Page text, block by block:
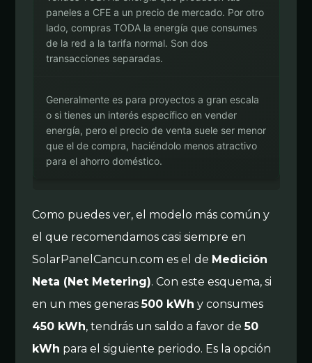
paneles a CFE a un precio de mercado. Por otro
lado, compras TODA la energía que consumes
de la red a la tarifa normal. Son dos
transacciones separadas.
Generalmente es para proyectos a gran escala
o si tienes un interés específico en vender
energía, pero el precio de venta suele ser menor
que el de compra, haciéndolo menos atractivo
para el ahorro doméstico.
Como puedes ver, el modelo más común y
el que recomendamos casi siempre en
SolarPanelCancun.com es el de Medición
Neta (Net Metering). Con este esquema, si
en un mes generas500 kWh y consumes
450 kWh, tendrás un saldo a favor de50
kWh para el siguiente periodo. Es la opción